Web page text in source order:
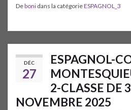
Deboni dans la catégorieESPAGNOL_3
DÉC
27
ESPAGNOL-
2-CLASSE DE
NOVEMBRE 2025